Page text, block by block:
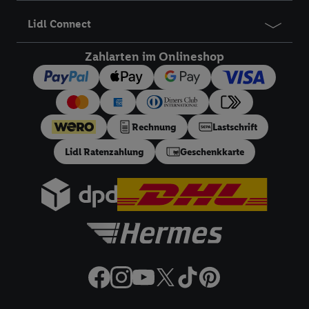
Lidl Connect
Zahlarten im Onlineshop
Rechnung Lastschrift
Lidl Ratenzahlung Geschenkkarte
dieser Werbeausspielungen.
Sofern Sie hier Ihre Zustimmung dazu erteilen und danach ein
Lidl Plus-Konto erstellen bzw. sich in Ihr bestehendes Lidl
Plus-Konto einloggen, kann darüber hinaus auch Ihre dort
angegebene E-Mail-Adresse von uns in gemeinsamer
Verantwortlichkeit mit einem der oben genannten Partner
verwendet werden, um daraus eine spezielle Online-Kennung
zu erstellen (die sogenannte EUID), die wir sodann ähnlich wie
die sogleich beschriebene Utiq-Kennung verwenden können,
um Sie in von Dritten betriebenen Diensten zu erkennen und
Ihnen personalisierte Werbung auszuspielen. Hierzu wird von
uns und einem der anderen oben genannten Partner auch Ihre
in einen Hashwert umgewandelte E-Mail-Adresse in
gemeinsamer Verantwortlichkeit verarbeitet.
Telekommunikationsnetzbetreiber , die Utiq-Technologie